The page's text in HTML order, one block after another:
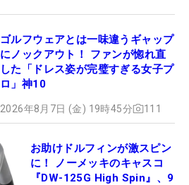
ゴルフウェアとは一味違うギャップ
にノックアウト！ ファンが惚れ直
した「ドレス姿が完璧すぎる女子プ
ロ」神10
2026年8月7日 (金) 19時45分 111
お助けドルフィンが激スピン
に！ ノーメッキのキャスコ
『DW-125G High Spin』、9